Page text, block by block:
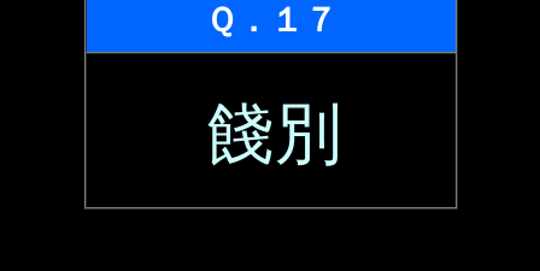
Ｑ．１７
餞別